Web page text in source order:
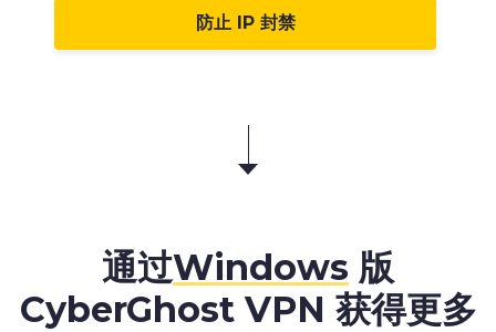
防止 IP 封禁
通过Windows 版
CyberGhost VPN 获得更多